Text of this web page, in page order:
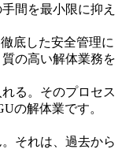
間を最小限に抑え
底した安全管理に
の高い解体業務を
る。そのプロセス
の解体業です。
それは、過去から